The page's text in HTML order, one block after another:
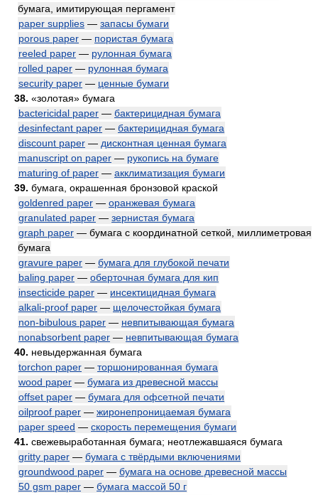
бумага, имитирующая пергамент
paper supplies — запасы бумаги
porous paper — пористая бумага
reeled paper — рулонная бумага
rolled paper — рулонная бумага
security paper — ценные бумаги
38. «золотая» бумага
bactericidal paper — бактерицидная бумага
desinfectant paper — бактерицидная бумага
discount paper — дисконтная ценная бумага
manuscript on paper — рукопись на бумаге
maturing of paper — акклиматизация бумаги
39. бумага, окрашенная бронзовой краской
goldenred paper — оранжевая бумага
granulated paper — зернистая бумага
graph paper — бумага с координатной сеткой, миллиметровая
бумага
gravure paper — бумага для глубокой печати
baling paper — оберточная бумага для кип
insecticide paper — инсектицидная бумага
alkali-proof paper — щелочестойкая бумага
non-bibulous paper — невпитывающая бумага
nonabsorbent paper — невпитывающая бумага
40. невыдержанная бумага
torchon paper — торшонированная бумага
wood paper — бумага из древесной массы
offset paper — бумага для офсетной печати
oilproof paper — жиронепроницаемая бумага
paper speed — скорость перемещения бумаги
41. свежевыработанная бумага; неотлежавшаяся бумага
gritty paper — бумага с твёрдыми включениями
groundwood paper — бумага на основе древесной массы
50 gsm paper — бумага массой 50 г